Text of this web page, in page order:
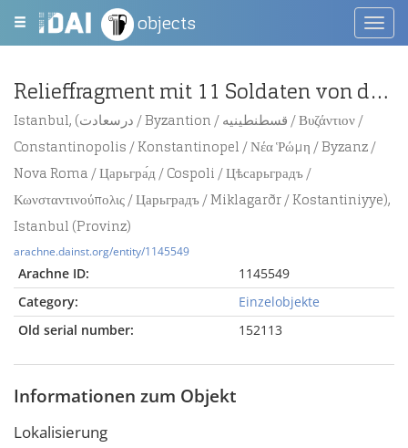
objects
Relieffragment mit 11 Soldaten von der Säule des Theodosius
Istanbul, (درسعادت / Byzantion / قسطنطينيه / Βυζάντιον /
Constantinopolis / Konstantinopel / Νέα Ῥώμη / Byzanz /
Nova Roma / Царьгра́д / Cospoli / Цѣсарьградъ /
Κωνσταντινούπολις / Царьградъ / Miklagarðr / Kostantiniyye),
Istanbul (Provinz)
arachne.dainst.org/entity/1145549
Arachne ID:
1145549
Category:
Einzelobjekte
Old serial number:
152113
Informationen zum Objekt
Lokalisierung